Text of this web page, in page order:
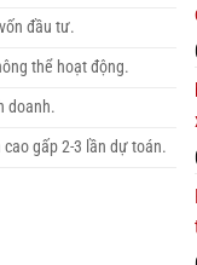
đầu tư.
thể hoạt động.
doanh.
gấp 2-3 lần dự toán.